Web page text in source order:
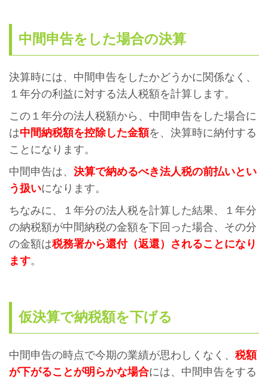
中間申告をした場合の決算
決算時には、中間申告をしたかどうかに関係なく、
１年分の利益に対する法人税額を計算します。
この１年分の法人税額から、中間申告をした場合に
は中間納税額を控除した金額を、決算時に納付する
ことになります。
中間申告は、 決算で納めるべき法人税の前払いとい
う扱いになります。
ちなみに、１年分の法人税を計算した結果、１年分
の納税額が中間納税の金額を下回った場合、その分
の金額は税務署から還付（返還）されることになり
ます。
仮決算で納税額を下げる
中間申告の時点で今期の業績が思わしくなく、 税額
が下がることが明らかな場合には、中間申告をする